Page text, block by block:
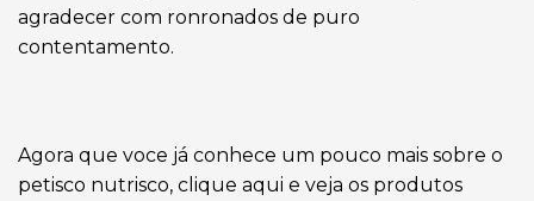
agradecer com ronronados de puro
contentamento.
Agora que voce já conhece um pouco mais sobre o
petisco nutrisco, clique aqui e veja os produtos